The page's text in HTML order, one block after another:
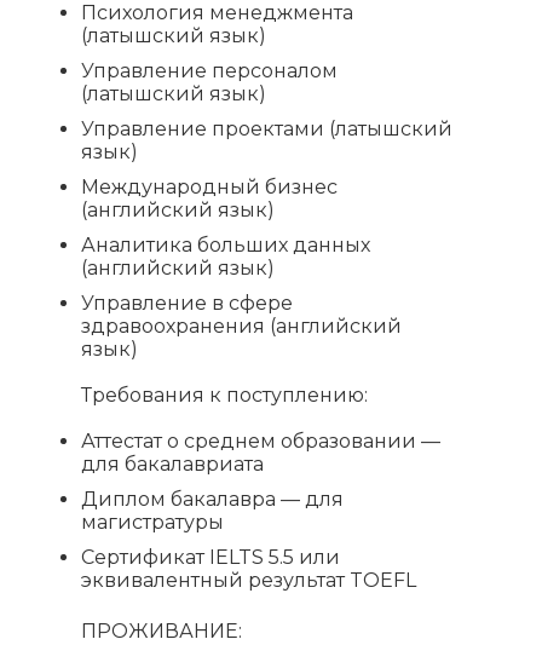
Психология менеджмента
(латышский язык)
Управление персоналом
(латышский язык)
Управление проектами (латышский
язык)
Международный бизнес
(английский язык)
Аналитика больших данных
(английский язык)
Управление в сфере
здравоохранения (английский
язык)
Требования к поступлению:
Аттестат о среднем образовании —
для бакалавриата
Диплом бакалавра — для
магистратуры
Сертификат IELTS 5.5 или
эквивалентный результат TOEFL
ПРОЖИВАНИЕ: